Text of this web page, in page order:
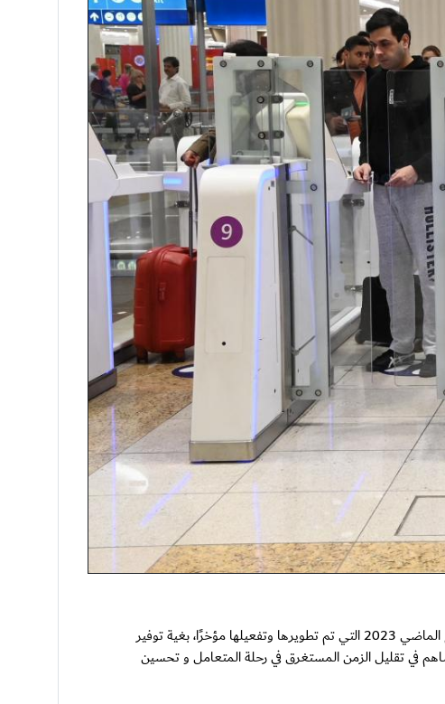
كشفت الإدارة العامة للإقامة وشؤون الأجانب بدبي أن أكثر من 21 مليون مسافر استمعتوا بتجربة السفر السلس عبر مطارات دبي خلال العام الماضي 2023 التي تم تطويرها وتفعيلها مؤخرًا، بغية توفير
في تقليل الزمن المستغرق في رحلة المتعامل و تحسين